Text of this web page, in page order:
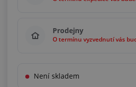
Násobky 5,00 m
Prodejny
O termínu vyzvednutí vás
Není skladem